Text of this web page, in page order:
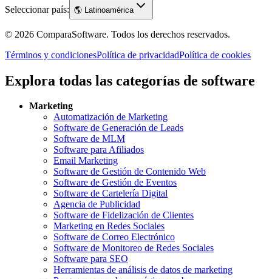
Seleccionar país: 🌎 Latinoamérica
© 2026 ComparaSoftware. Todos los derechos reservados.
Términos y condicionesPolítica de privacidadPolítica de cookies
Explora todas las categorías de software
Marketing
Automatización de Marketing
Software de Generación de Leads
Software de MLM
Software para Afiliados
Email Marketing
Software de Gestión de Contenido Web
Software de Gestión de Eventos
Software de Cartelería Digital
Agencia de Publicidad
Software de Fidelización de Clientes
Marketing en Redes Sociales
Software de Correo Electrónico
Software de Monitoreo de Redes Sociales
Software para SEO
Herramientas de análisis de datos de marketing